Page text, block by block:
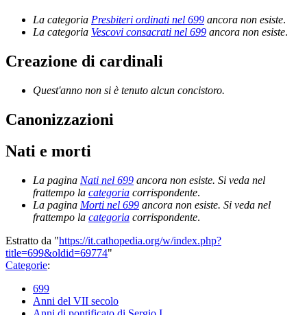
La categoria Presbiteri ordinati nel 699 ancora non esiste.
La categoria Vescovi consacrati nel 699 ancora non esiste.
Creazione di cardinali
Quest'anno non si è tenuto alcun concistoro.
Canonizzazioni
Nati e morti
La pagina Nati nel 699 ancora non esiste. Si veda nel
frattempo la categoria corrispondente.
La pagina Morti nel 699 ancora non esiste. Si veda nel
frattempo la categoria corrispondente.
Estratto da "https://it.cathopedia.org/w/index.php?
title=699&oldid=69774"
Categorie:
699
Anni del VII secolo